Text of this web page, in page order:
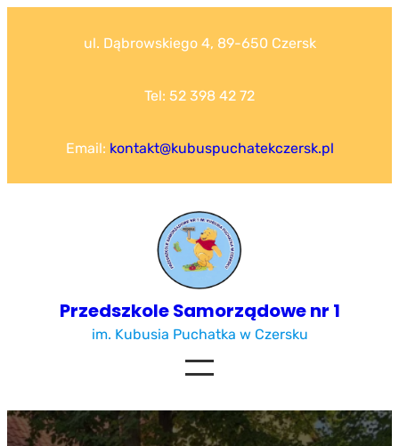
ul. Dąbrowskiego 4, 89-650 Czersk
Tel: 52 398 42 72
Email: kontakt@kubuspuchatekczersk.pl
Przedszkole Samorządowe nr 1
im. Kubusia Puchatka w Czersku